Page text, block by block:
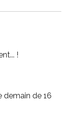
!
demain de 16